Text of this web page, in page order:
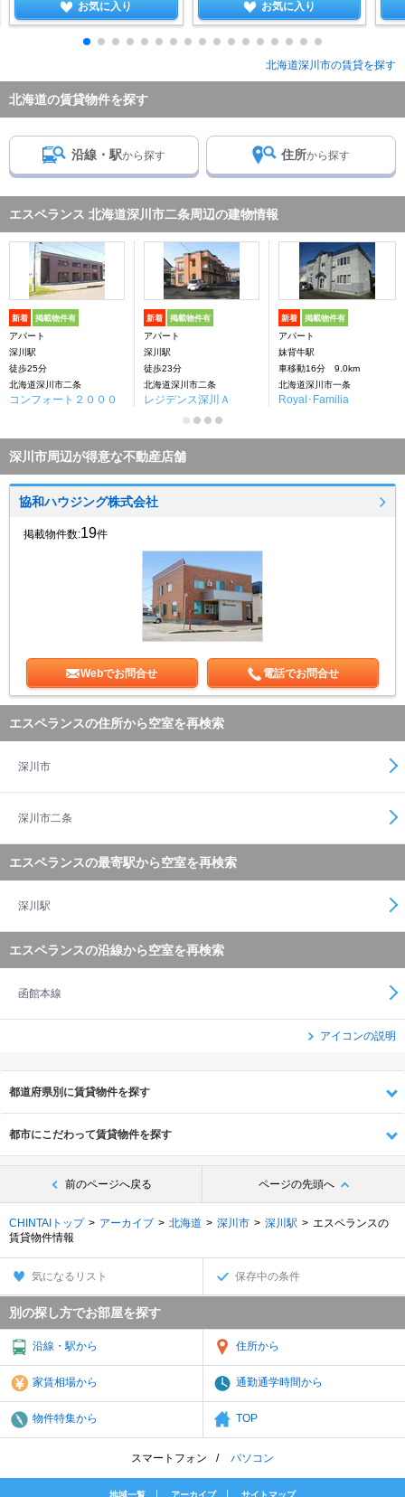
お気に入り お気に入り
北海道深川市の賃貸を探す
北海道の賃貸物件を探す
沿線・駅から探す 住所から探す
エスペランス 北海道深川市二条周辺の建物情報
新着 掲載物件有
アパート
深川駅
徒歩25分
北海道深川市二条
コンフォート２０００
新着 掲載物件有
アパート
深川駅
徒歩23分
北海道深川市二条
レジデンス深川Ａ
新着 掲載物件有
アパート
妹背牛駅
車移動16分 9.0km
北海道深川市一条
Royal･Familia
深川市周辺が得意な不動産店舗
協和ハウジング株式会社
掲載物件数:19件
Webでお問合せ 電話でお問合せ
エスペランスの住所から空室を再検索
深川市
深川市二条
エスペランスの最寄駅から空室を再検索
深川駅
エスペランスの沿線から空室を再検索
函館本線
アイコンの説明
都道府県別に賃貸物件を探す
都市にこだわって賃貸物件を探す
前のページへ戻る ページの先頭へ
CHINTAIトップ アーカイブ 北海道 深川市 深川駅
エスペランスの
賃貸物件情報
気になるリスト 保存中の条件
別の探し方でお部屋を探す
沿線・駅から 住所から
家賃相場から 通勤通学時間から
物件特集から TOP
スマートフォン パソコン
地域一覧 アーカイブ サイトマップ